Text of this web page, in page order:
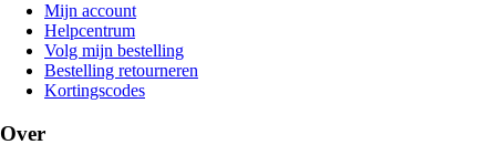
Mijn account
Helpcentrum
Volg mijn bestelling
Bestelling retourneren
Kortingscodes
Over